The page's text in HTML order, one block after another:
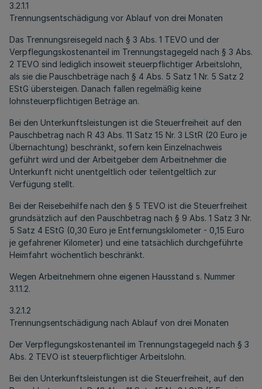
3.2.1.1
Trennungsentschädigung vor Ablauf von drei Monaten
Das Trennungsreisegeld nach § 3 Abs. 1 TEVO und der
Verpflegungskostenanteil im Trennungstagegeld nach § 3 Abs.
2 TEVO sind lediglich insoweit steuerpflichtiger Arbeitslohn,
als sie die Pauschbeträge nach § 4 Abs. 5 Satz 1 Nr. 5 Satz 2
EStG übersteigen. Danach fallen regelmäßig keine
lohnsteuerpflichtigen Beträge an.
Bei den Unterkunftsleistungen ist die Steuerfreiheit auf den
Pauschbetrag nach R 43 Abs. 11 Satz 15 Nr. 3 LStR (20 Euro je
Übernachtung) beschränkt, sofern kein Einzelnachweis
geführt wird und der Arbeitgeber dem Arbeitnehmer die
Unterkunft nicht unentgeltlich oder teilentgeltlich zur
Verfügung stellt.
Bei der Reisebeihilfe nach den § 5 TEVO ist die Steuerfreiheit
grundsätzlich auf den Pauschbetrag nach § 9 Abs. 1 Satz 3 Nr.
5 Satz 4 EStG (0,30 Euro je Entfernungskilometer - 0,15 Euro
je gefahrener Kilometer) und eine tatsächlich durchgeführte
Heimfahrt wöchentlich beschränkt.
Wegen Arbeitnehmern ohne eigenen Hausstand s. Nummer
3.1.1.2.
3.2.1.2
Trennungsentschädigung nach Ablauf von drei Monaten
Der Verpflegungskostenanteil im Trennungstagegeld nach § 3
Abs. 2 TEVO ist steuerpflichtiger Arbeitslohn.
Bei den Unterkunftsleistungen ist die Steuerfreiheit, auf den